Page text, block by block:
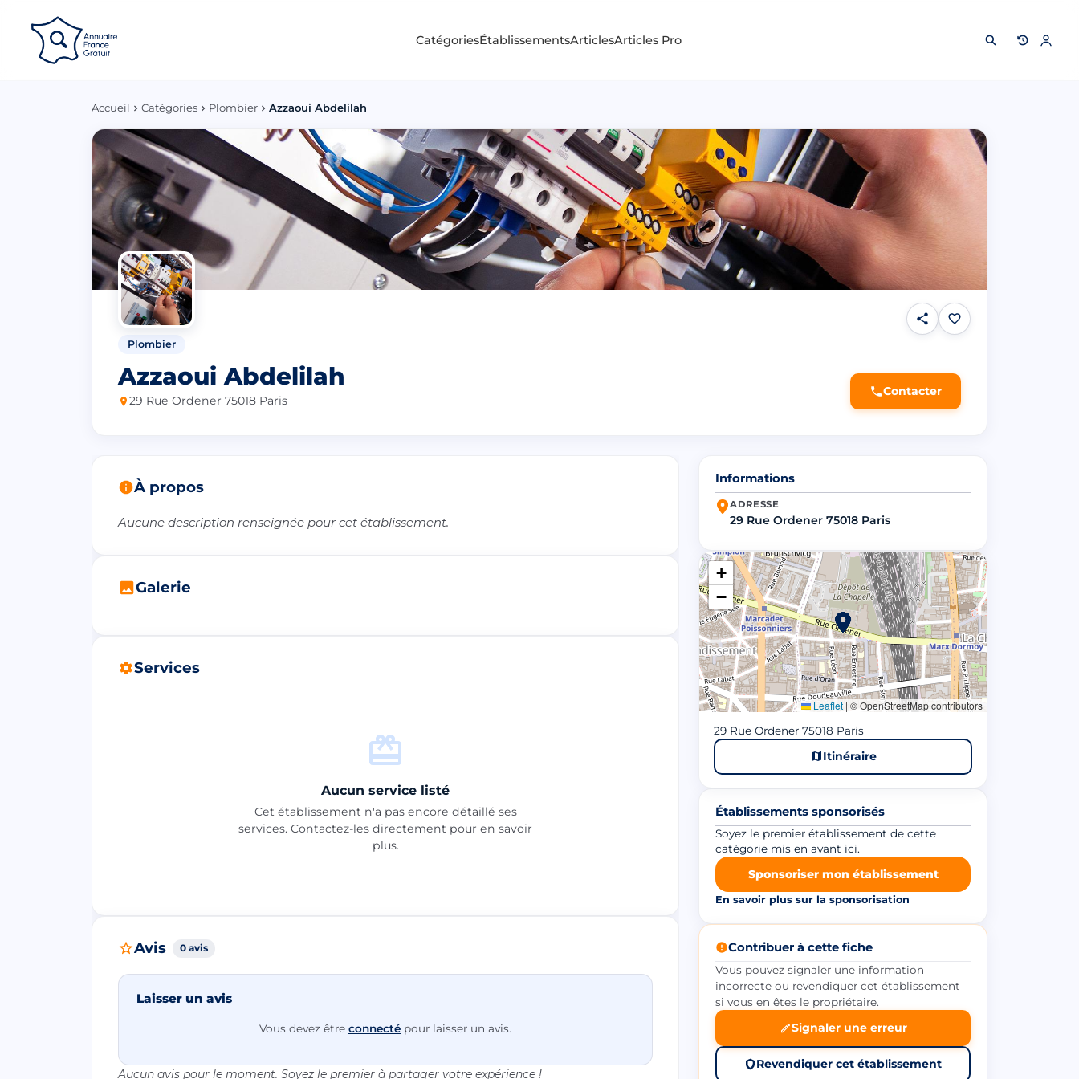
CatégoriesÉtablissementsArticlesArticles Pro
Accueil Catégories Plombier Azzaoui Abdelilah
Plombier
Azzaoui Abdelilah
29 Rue Ordener 75018 Paris
Contacter
À propos
Aucune description renseignée pour cet établissement.
Galerie
Services
Aucun service listé
Cet établissement n'a pas encore détaillé ses
services. Contactez-les directement pour en savoir
plus.
Avis 0 avis
Laisser un avis
Vous devez être connecté pour laisser un avis.
Aucun avis pour le moment. Soyez le premier à partager votre expérience !
Informations
ADRESSE
29 Rue Ordener 75018 Paris
+
−
Leaflet | © OpenStreetMap contributors
29 Rue Ordener 75018 Paris
Itinéraire
Établissements sponsorisés
Soyez le premier établissement de cette
catégorie mis en avant ici.
Sponsoriser mon établissement
En savoir plus sur la sponsorisation
Contribuer à cette fiche
Vous pouvez signaler une information
incorrecte ou revendiquer cet établissement
si vous en êtes le propriétaire.
Signaler une erreur
Revendiquer cet établissement